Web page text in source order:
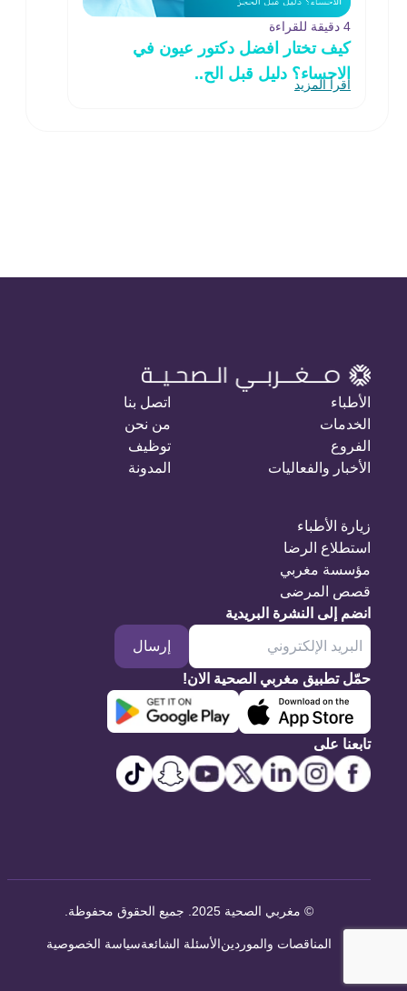
4 دقيقة للقراءة
كيف تختار افضل دكتور عيون في
الاحساء؟ دليل قبل الح..
اقرأ المزيد
الأطباء
الخدمات
الفروع
الأخبار والفعاليات
اتصل بنا
من نحن
توظيف
المدونة
زيارة الأطباء
استطلاع الرضا
مؤسسة مغربي
قصص المرضى
انضم إلى النشرة البريدية
إرسال
حمّل تطبيق مغربي الصحية الان!
تابعنا على
© مغربي الصحية 2025. جميع الحقوق محفوظة
المناقصات والموردينالأسئلة الشائعةسياسة الخصوصية